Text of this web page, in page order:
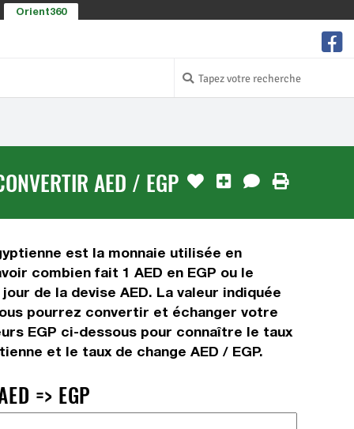
Orient360
AED / EGP
est la monnaie utilisée en
combien fait 1 AED en EGP ou le
de la devise AED. La valeur indiquée
pourrez convertir et échanger votre
EGP ci-dessous pour connaître le taux
et le taux de change AED / EGP.
=> EGP